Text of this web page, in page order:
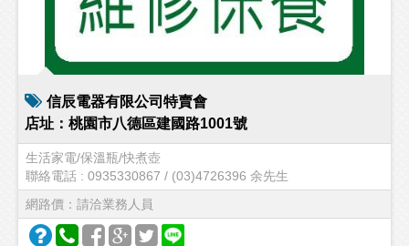
信辰電器有限公司特賣會
店址：桃園市八德區建國路1001號
生活家電/保溫瓶/快煮壺
聯絡電話 : 0935330867 / (03)4726396 余先生
網路價：請洽業務人員